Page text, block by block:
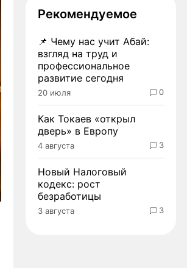
Рекомендуемое
📌 Чему нас учит Абай:
взгляд на труд и
профессиональное
развитие сегодня
20 июля 0
Как Токаев «открыл
дверь» в Европу
4 августа 3
Новый Налоговый
кодекс: рост
безработицы
3 августа 3